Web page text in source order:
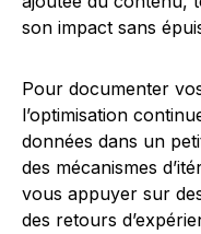
son impact sans
Pour documenter
l’optimisation
données dans un
des mécanismes
vous appuyer sur
des retours